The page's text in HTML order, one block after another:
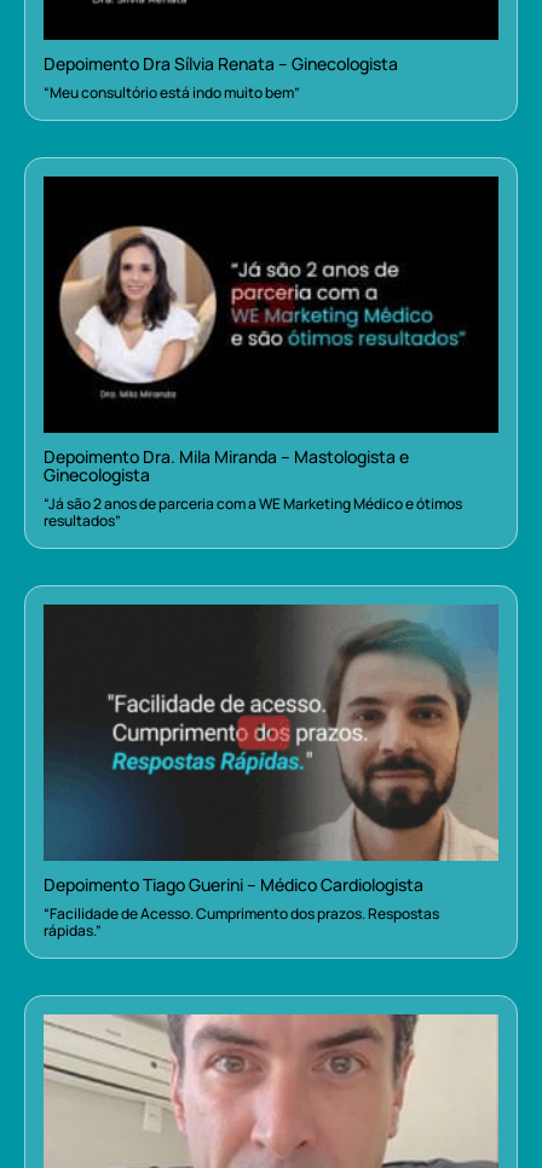
Depoimento Dra Sílvia Renata – Ginecologista
“Meu consultório está indo muito bem”
Depoimento Dra. Mila Miranda – Mastologista e
Ginecologista
“Já são 2 anos de parceria com a WE Marketing Médico e ótimos
resultados”
Depoimento Tiago Guerini – Médico Cardiologista
“Facilidade de Acesso. Cumprimento dos prazos. Respostas
rápidas.”